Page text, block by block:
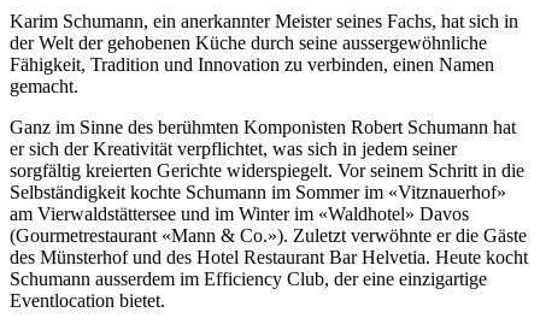
Karim Schumann, ein anerkannter Meister seines Fachs, hat sich in
der Welt der gehobenen Küche durch seine aussergewöhnliche
Fähigkeit, Tradition und Innovation zu verbinden, einen Namen
gemacht.
Ganz im Sinne des berühmten Komponisten Robert Schumann hat
er sich der Kreativität verpflichtet, was sich in jedem seiner
sorgfältig kreierten Gerichte widerspiegelt. Vor seinem Schritt in die
Selbständigkeit kochte Schumann im Sommer im «Vitznauerhof»
am Vierwaldstättersee und im Winter im «Waldhotel» Davos
(Gourmetrestaurant «Mann & Co.»). Zuletzt verwöhnte er die Gäste
des Münsterhof und des Hotel Restaurant Bar Helvetia. Heute kocht
Schumann ausserdem im Efficiency Club, der eine einzigartige
Eventlocation bietet.